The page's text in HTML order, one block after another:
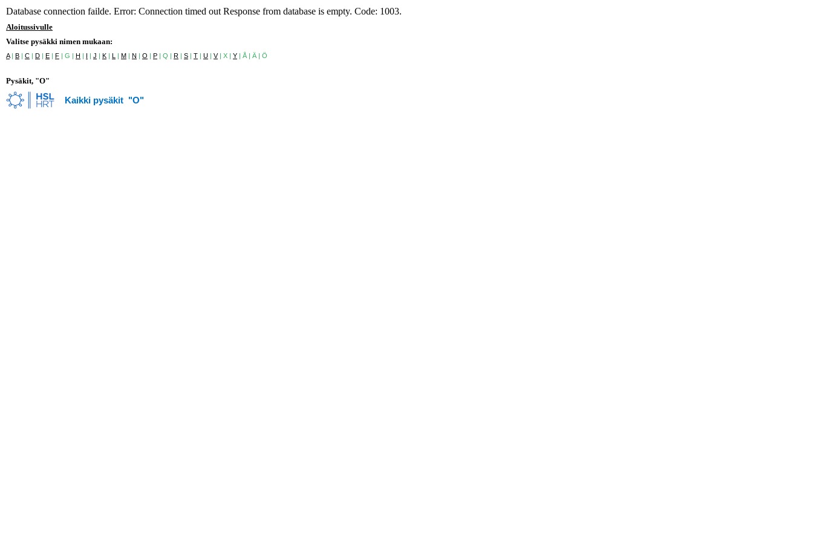
Database connection failde. Error: Connection timed out Response from database is empty. Code: 1003.
Aloitussivulle
Valitse pysäkki nimen mukaan:
A| B | C | D | E | F | G | H | I | J | K | L | M | N | O | P | Q | R | S | T | U | V| X | Y | Å | Ä | Ö
Pysäkit, "O"
Kaikki pysäkit "O"